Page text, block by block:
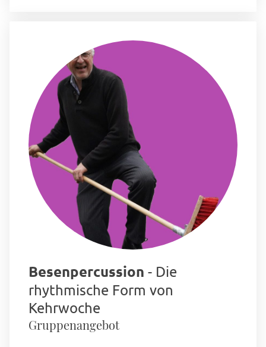
Besenpercussion - Die
rhythmische Form von
Kehrwoche
Gruppenangebot